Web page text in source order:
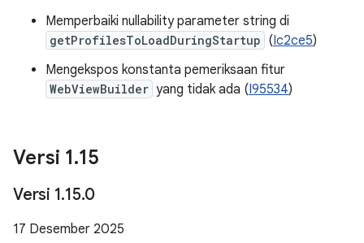
Memperbaiki nullability parameter string di
getProfilesToLoadDuringStartup (Ic2ce5)
Mengekspos konstanta pemeriksaan fitur
WebViewBuilder yang tidak ada (I95534)
Versi 1.15
Versi 1.15.0
17 Desember 2025